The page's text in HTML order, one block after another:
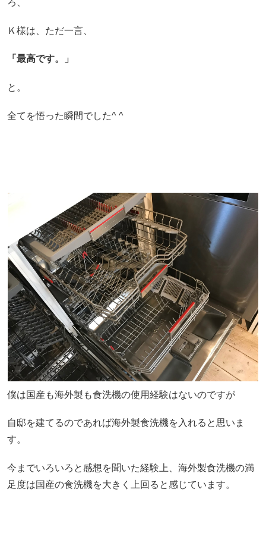
ろ、
Ｋ様は、ただ一言、
「最高です。」
と。
全てを悟った瞬間でした^ ^
僕は国産も海外製も食洗機の使用経験はないのですが
自邸を建てるのであれば海外製食洗機を入れると思いま
す。
今までいろいろと感想を聞いた経験上、海外製食洗機の満
足度は国産の食洗機を大きく上回ると感じています。